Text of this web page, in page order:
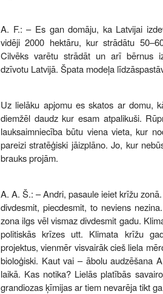
A. F.: – Es gan domāju, ka Latvijai
vidēji 2000 hektāru, kur strādātu
Cilvēks varētu strādāt un arī bērnus
dzīvotu Latvijā. Špata modeļa
Uz lielāku apjomu es skatos ar domu,
diemžēl daudz kur esam atpalikuši.
lauksaimniecība būtu viena vieta, kur
pareizi stratēģiski jāizplāno. Jo, kur
brauks projām.
A. A. Š.: – Andri, pasaule ieiet krīžu
divdesmit, piecdesmit, to neviens
zona ilgs vēl vismaz divdesmit gadu.
politiskās krīzes utt. Klimata krīžu
projektus, vienmēr visvairāk cieš liela
bioloģiski. Kaut vai – ābolu audzēšana
laikā. Kas notika? Lielās platībās
grandiozas ķīmijas ar tiem nevarēja tikt